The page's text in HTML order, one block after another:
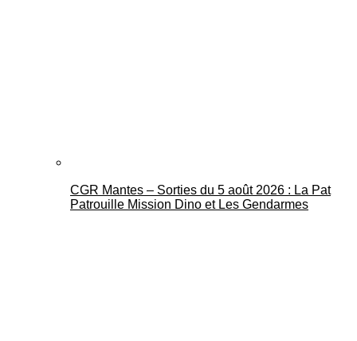
CGR Mantes – Sorties du 5 août 2026 : La Pat
Patrouille Mission Dino et Les Gendarmes